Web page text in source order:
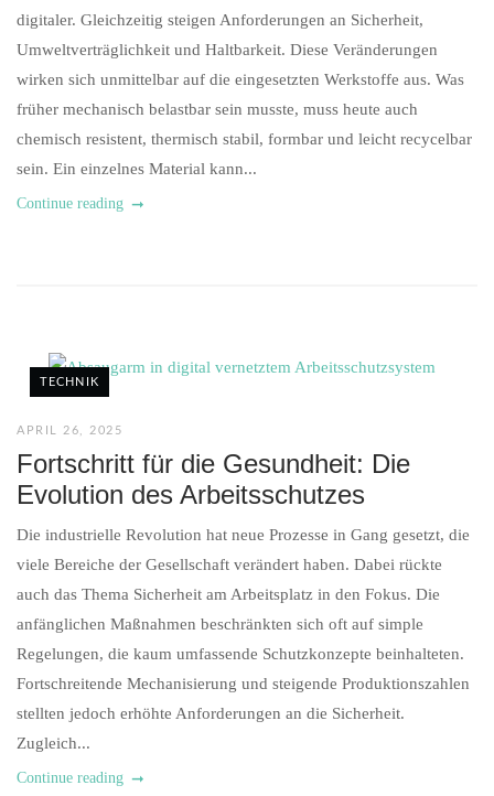
digitaler. Gleichzeitig steigen Anforderungen an Sicherheit,
Umweltverträglichkeit und Haltbarkeit. Diese Veränderungen
wirken sich unmittelbar auf die eingesetzten Werkstoffe aus. Was
früher mechanisch belastbar sein musste, muss heute auch
chemisch resistent, thermisch stabil, formbar und leicht recycelbar
sein. Ein einzelnes Material kann...
Continue reading
TECHNIK
APRIL 26, 2025
Fortschritt für die Gesundheit: Die
Evolution des Arbeitsschutzes
Die industrielle Revolution hat neue Prozesse in Gang gesetzt, die
viele Bereiche der Gesellschaft verändert haben. Dabei rückte
auch das Thema Sicherheit am Arbeitsplatz in den Fokus. Die
anfänglichen Maßnahmen beschränkten sich oft auf simple
Regelungen, die kaum umfassende Schutzkonzepte beinhalteten.
Fortschreitende Mechanisierung und steigende Produktionszahlen
stellten jedoch erhöhte Anforderungen an die Sicherheit.
Zugleich...
Continue reading